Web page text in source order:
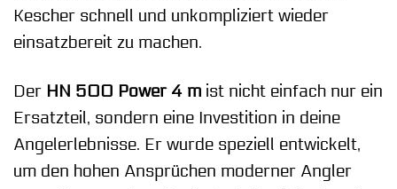
Kescher schnell und unkompliziert wieder
einsatzbereit zu machen.
Der HN 500 Power 4 m ist nicht einfach nur ein
Ersatzteil, sondern eine Investition in deine
Angelerlebnisse. Er wurde speziell entwickelt,
um den hohen Ansprüchen moderner Angler